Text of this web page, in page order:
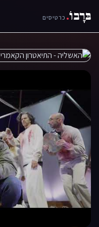
בּרָבוֹ. כרטיסים